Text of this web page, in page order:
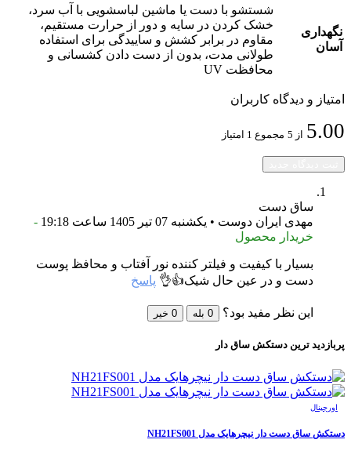
نگهداری
آسان
شستشو با دست یا ماشین لباسشویی با آب سرد،
خشک کردن در سایه و دور از حرارت مستقیم،
مقاوم در برابر کشش و ساییدگی برای استفاده
طولانی مدت، بدون از دست دادن کشسانی و
محافظت UV
امتیاز و دیدگاه کاربران
5.00 از 5 مجموع 1 امتیاز
ساق دست
مهدی ایران دوست • یکشنبه 07 تیر 1405 ساعت 19:18
-
خریدار محصول
بسیار با کیفیت و فیلتر کننده نور آفتاب و محافظ پوست
دست و در عین حال شیک👍👌 پاسخ
این نظر مفید بود؟ 0 بله 0 خیر
پربازدید ترین دستکش ساق دار
اورجینال
دستکش ساق دست دار نیچرهایک مدل NH21FS001